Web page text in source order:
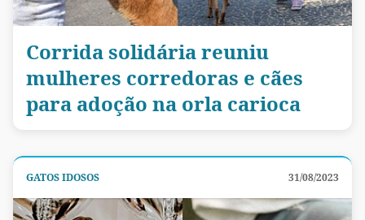
Corrida solidária reuniu
mulheres corredoras e cães
para adoção na orla carioca
GATOS IDOSOS 31/08/2023